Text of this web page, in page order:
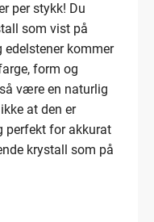
per stykk! Du
som vist på
edelstener kommer
form og
være en naturlig
at den er
perfekt for akkurat
krystall som på